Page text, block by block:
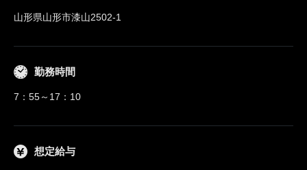
山形県山形市漆山2502-1
勤務時間
7：55～17：10
想定給与